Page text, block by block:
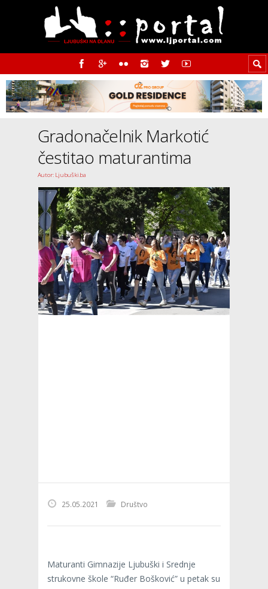
Gradonačelnik Markotić
čestitao maturantima
Autor: Ljubuški.ba
25.05.2021 Društvo
Maturanti Gimnazije Ljubuški i Srednje
strukovne škole “Ruđer Bošković” u petak su